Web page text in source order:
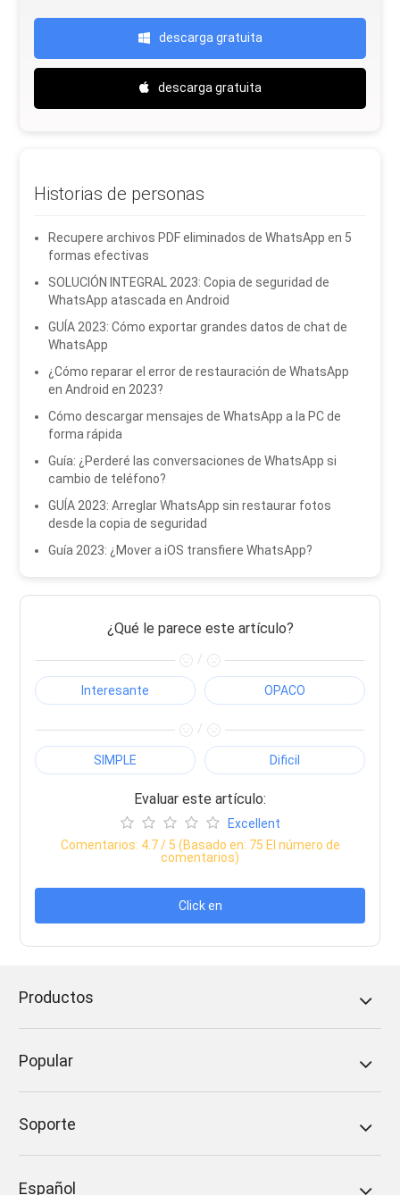
descarga gratuita
descarga gratuita
Historias de personas
Recupere archivos PDF eliminados de WhatsApp en 5
formas efectivas
SOLUCIÓN INTEGRAL 2023: Copia de seguridad de
WhatsApp atascada en Android
GUÍA 2023: Cómo exportar grandes datos de chat de
WhatsApp
¿Cómo reparar el error de restauración de WhatsApp
en Android en 2023?
Cómo descargar mensajes de WhatsApp a la PC de
forma rápida
Guía: ¿Perderé las conversaciones de WhatsApp si
cambio de teléfono?
GUÍA 2023: Arreglar WhatsApp sin restaurar fotos
desde la copia de seguridad
Guía 2023: ¿Mover a iOS transfiere WhatsApp?
¿Qué le parece este artículo?
/
Interesante OPACO
/
SIMPLE Dificil
Evaluar este artículo:
Excellent
Comentarios: 4.7/ 5 (Basado en: 75 El número de
comentarios)
Click en
Productos
Popular
Soporte
Español